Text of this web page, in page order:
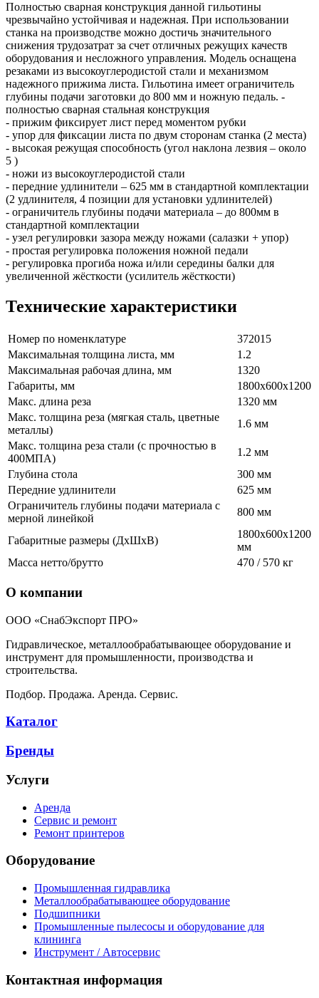
Полностью сварная конструкция данной гильотины
чрезвычайно устойчивая и надежная. При использовании
станка на производстве можно достичь значительного
снижения трудозатрат за счет отличных режущих качеств
оборудования и несложного управления. Модель оснащена
резаками из высокоуглеродистой стали и механизмом
надежного прижима листа. Гильотина имеет ограничитель
глубины подачи заготовки до 800 мм и ножную педаль. -
полностью сварная стальная конструкция
- прижим фиксирует лист перед моментом рубки
- упор для фиксации листа по двум сторонам станка (2 места)
- высокая режущая способность (угол наклона лезвия – около
5 )
- ножи из высокоуглеродистой стали
- передние удлинители – 625 мм в стандартной комплектации
(2 удлинителя, 4 позиции для установки удлинителей)
- ограничитель глубины подачи материала – до 800мм в
стандартной комплектации
- узел регулировки зазора между ножами (салазки + упор)
- простая регулировка положения ножной педали
- регулировка прогиба ножа и/или середины балки для
увеличенной жёсткости (усилитель жёсткости)
Технические характеристики
Номер по номенклатуре
372015
Максимальная толщина листа, мм
1.2
Максимальная рабочая длина, мм
1320
Габариты, мм
1800x600x1200
Макс. длина реза
1320 мм
Макс. толщина реза (мягкая сталь, цветные
металлы)
1.6 мм
Макс. толщина реза стали (с прочностью в
400МПА)
1.2 мм
Глубина стола
300 мм
Передние удлинители
625 мм
Ограничитель глубины подачи материала с
мерной линейкой
800 мм
Габаритные размеры (ДхШхВ)
1800х600х1200
мм
Масса нетто/брутто
470 / 570 кг
О компании
ООО «СнабЭкспорт ПРО»
Гидравлическое, металлообрабатывающее оборудование и
инструмент для промышленности, производства и
строительства.
Подбор. Продажа. Аренда. Сервис.
Каталог
Бренды
Услуги
Аренда
Сервис и ремонт
Ремонт принтеров
Оборудование
Промышленная гидравлика
Металлообрабатывающее оборудование
Подшипники
Промышленные пылесосы и оборудование для
клининга
Инструмент / Автосервис
Контактная информация